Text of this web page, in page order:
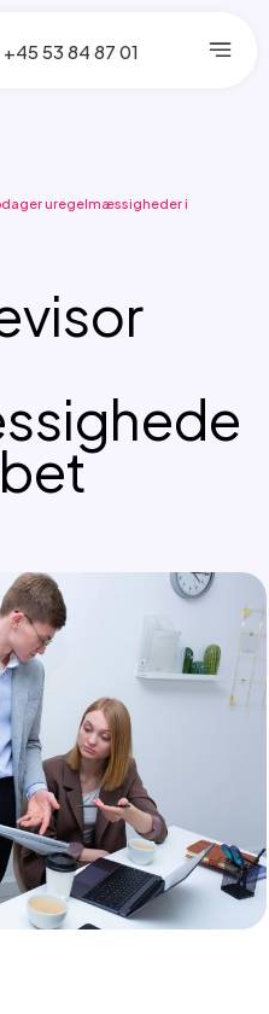
+45 53 84 87 01
uregelmæssigheder i